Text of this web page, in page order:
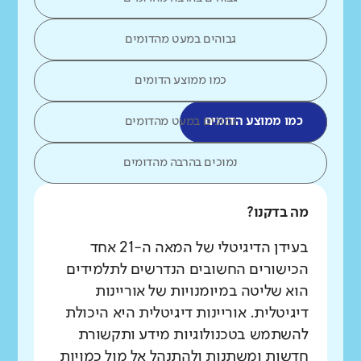
גבוהים במעט מהדומים
כמו ממוצע הדומים
כמו ממוצע הדומיםנמוכים במעט מהדומים
נמוכים בהרבה מהדומים
מה בדקנו?
בעידן הדיגיטלי של המאה ה-21 אחד
הכישורים החשובים הנדרשים לתלמידים
הוא שליטה במיומנויות של אוריינות
דיגיטלית. אוריינות דיגיטלית היא היכולת
להשתמש בטכנולוגיות מידע ותקשורת
חדשות ומשתנות ולהתנהל אל מול כמויות